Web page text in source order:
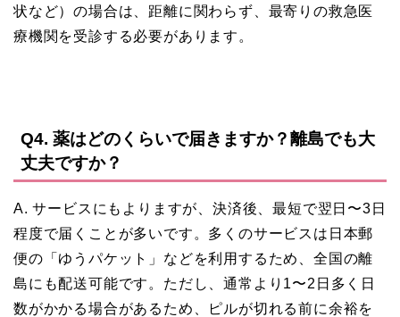
状など）の場合は、距離に関わらず、最寄りの救急医
療機関を受診する必要があります。
Q4. 薬はどのくらいで届きますか？離島でも大
丈夫ですか？
A. サービスにもよりますが、決済後、最短で翌日〜3日
程度で届くことが多いです。多くのサービスは日本郵
便の「ゆうパケット」などを利用するため、全国の離
島にも配送可能です。ただし、通常より1〜2日多く日
数がかかる場合があるため、ピルが切れる前に余裕を